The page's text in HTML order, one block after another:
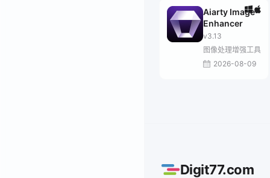
Aiarty Image
Enhancer
v3.13
图像处理增强工具
2026-08-09
Digit77.com